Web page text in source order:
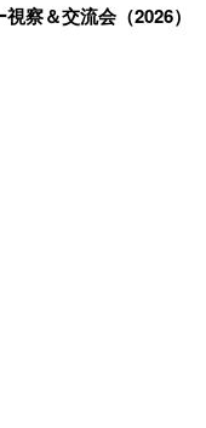
察＆交流会（2026）